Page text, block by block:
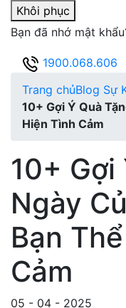
Khôi phục
Bạn đã nhớ mật
1900.068.606
Trang chủBlog Sự
10+ Gợi Ý Quà
Hiện Tình Cảm
10+ Gợi
Ngày
Bạn
Cảm
05 - 04 - 2025